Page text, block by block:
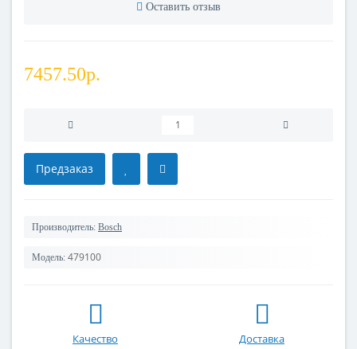
Оставить отзыв
7457.50р.
Предзаказ
Производитель: Bosch
Модель: 479100
Качество Доставка